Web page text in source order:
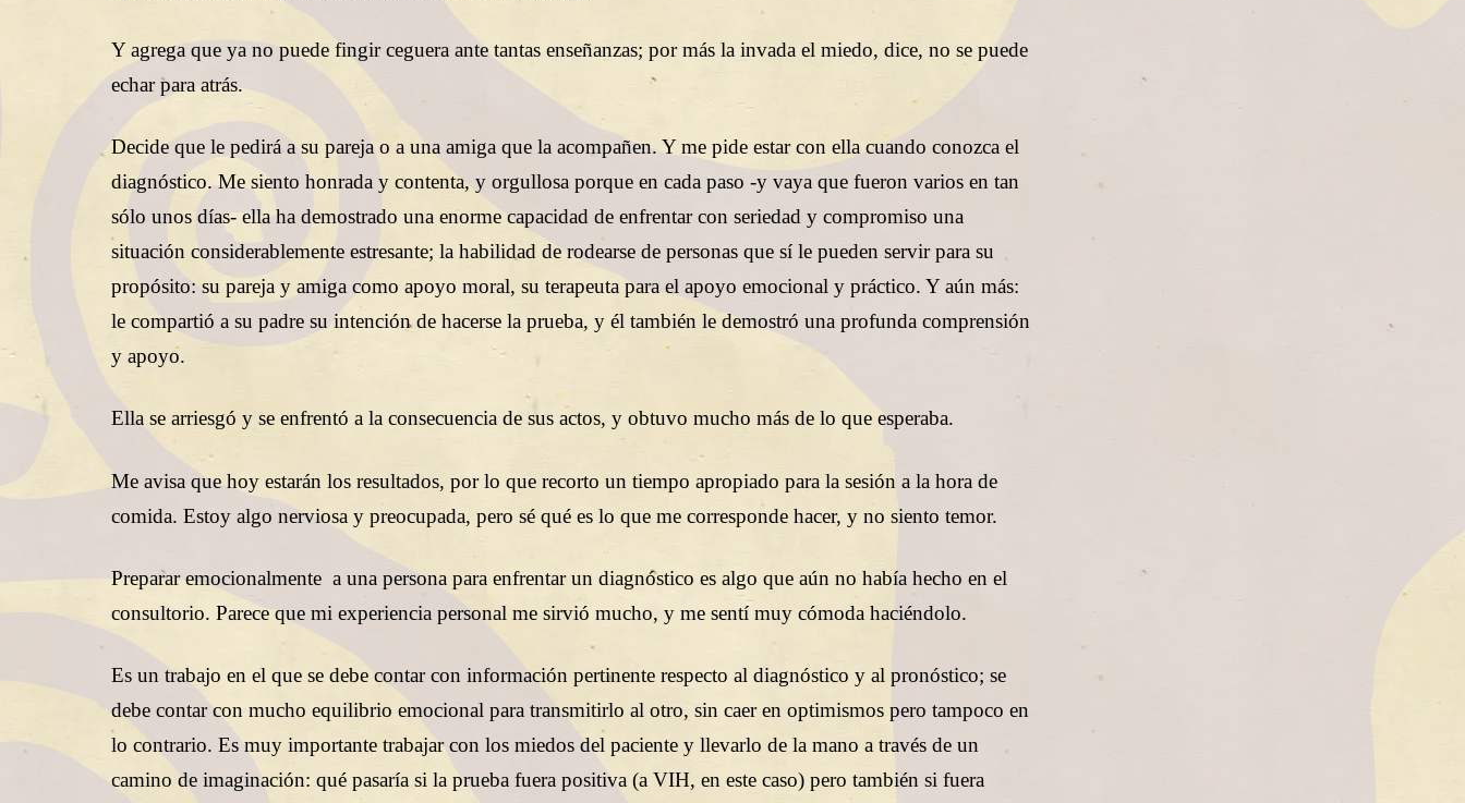
Y agrega que ya no puede fingir ceguera ante tantas enseñanzas; por más la invada el miedo, dice, no se puede
echar para atrás.
Decide que le pedirá a su pareja o a una amiga que la acompañen. Y me pide estar con ella cuando conozca el
diagnóstico. Me siento honrada y contenta, y orgullosa porque en cada paso -y vaya que fueron varios en tan
sólo unos días- ella ha demostrado una enorme capacidad de enfrentar con seriedad y compromiso una
situación considerablemente estresante; la habilidad de rodearse de personas que sí le pueden servir para su
propósito: su pareja y amiga como apoyo moral, su terapeuta para el apoyo emocional y práctico. Y aún más:
le compartió a su padre su intención de hacerse la prueba, y él también le demostró una profunda comprensión
y apoyo.
Ella se arriesgó y se enfrentó a la consecuencia de sus actos, y obtuvo mucho más de lo que esperaba.
Me avisa que hoy estarán los resultados, por lo que recorto un tiempo apropiado para la sesión a la hora de
comida. Estoy algo nerviosa y preocupada, pero sé qué es lo que me corresponde hacer, y no siento temor.
Preparar emocionalmente a una persona para enfrentar un diagnóstico es algo que aún no había hecho en el
consultorio. Parece que mi experiencia personal me sirvió mucho, y me sentí muy cómoda haciéndolo.
Es un trabajo en el que se debe contar con información pertinente respecto al diagnóstico y al pronóstico; se
debe contar con mucho equilibrio emocional para transmitirlo al otro, sin caer en optimismos pero tampoco en
lo contrario. Es muy importante trabajar con los miedos del paciente y llevarlo de la mano a través de un
camino de imaginación: qué pasaría si la prueba fuera positiva (a VIH, en este caso) pero también si fuera